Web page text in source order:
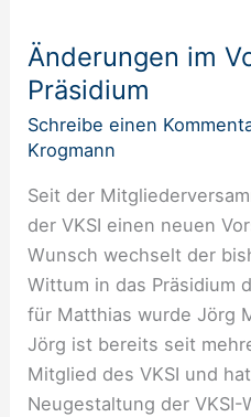
Änderungen im
Präsidium
Schreibe einen
Krogmann
Seit der
der VKSI einen neuen
Wunsch wechselt der
Wittum in das Präsidium
für Matthias wurde Jörg
Jörg ist bereits seit
Mitglied des VKSI und
Neugestaltung der VKSI-
Vorstand
und
Präsidium